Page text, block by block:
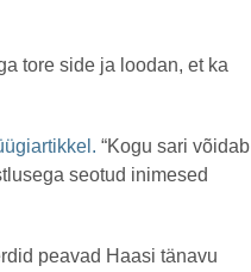
tore side ja loodan, et ka
“Kogu sari võidab
seotud inimesed
peavad Haasi tänavu